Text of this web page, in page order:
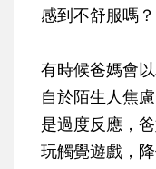
感到不舒服嗎？
有時候爸媽會
自於陌生人焦
是過度反應，
玩觸覺遊戲，